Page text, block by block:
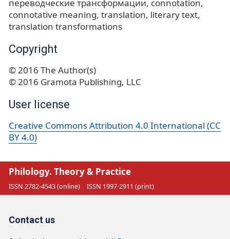
переводческие трансформации connotation
connotative meaning translation literary text
translation transformations
Copyright
© 2016 The Author(s)
© 2016 Gramota Publishing, LLC
User license
Creative Commons Attribution 4.0 International (CC
BY 4.0)
Philology. Theory & Practice
ISSN 2782-4543 (online) ISSN 1997-2911 (print)
Contact us